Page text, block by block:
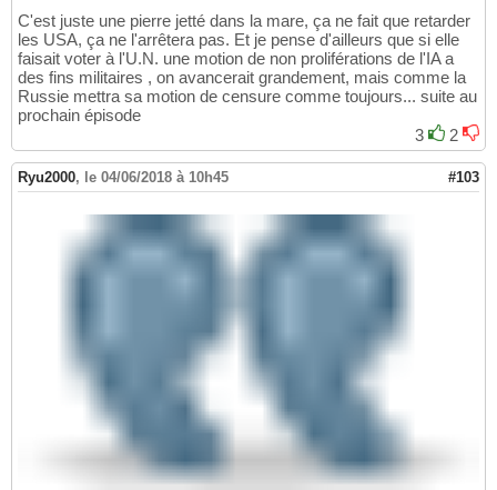
C'est juste une pierre jetté dans la mare, ça ne fait que retarder
les USA, ça ne l'arrêtera pas. Et je pense d'ailleurs que si elle
faisait voter à l'U.N. une motion de non proliférations de l'IA a
des fins militaires , on avancerait grandement, mais comme la
Russie mettra sa motion de censure comme toujours... suite au
prochain épisode
3
2
Ryu2000, le 04/06/2018 à 10h45 #103